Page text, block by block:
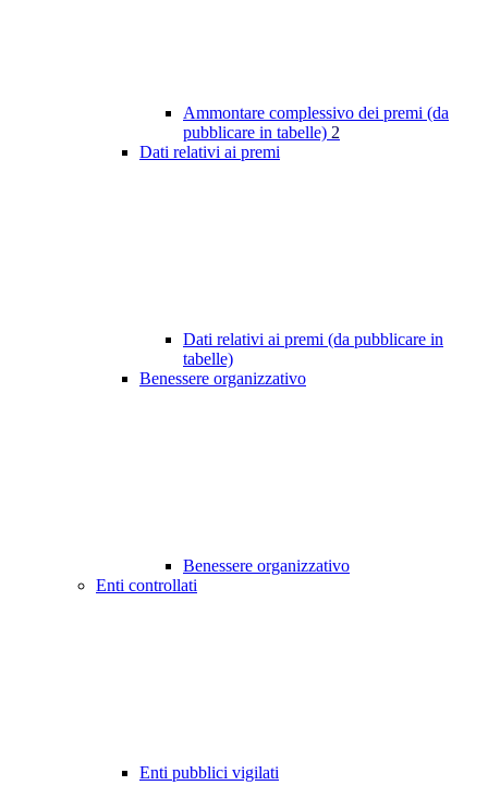
Ammontare complessivo dei premi (da
pubblicare in tabelle) 2
Dati relativi ai premi
Dati relativi ai premi (da pubblicare in
tabelle)
Benessere organizzativo
Benessere organizzativo
Enti controllati
Enti pubblici vigilati